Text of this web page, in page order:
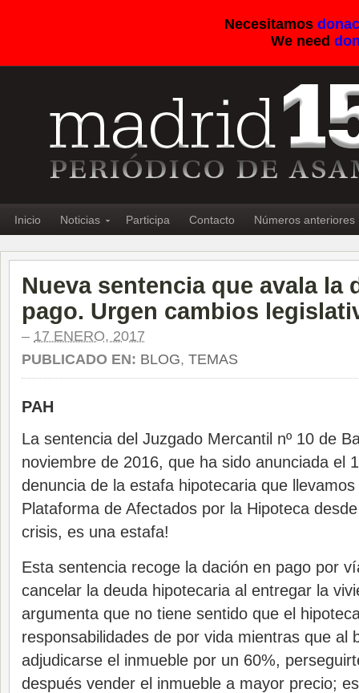
Necesitamos
We need
Inicio Noticias Participa Contacto Números anteriores
Nueva sentencia que avala la
pago. Urgen cambios
– 17 ENERO, 2017
PUBLICADO EN: BLOG, TEMAS
PAH
La sentencia del Juzgado Mercantil nº 10 de
noviembre de 2016, que ha sido anunciada el
denuncia de la estafa hipotecaria que
Plataforma de Afectados por la Hipoteca
crisis, es una estafa!
Esta sentencia recoge la dación en pago por
cancelar la deuda hipotecaria al entregar la
argumenta que no tiene sentido que el
responsabilidades de por vida mientras que al
adjudicarse el inmueble por un 60%,
después vender el inmueble a mayor precio;